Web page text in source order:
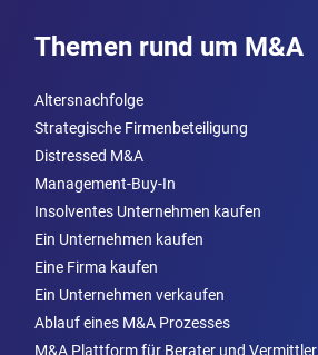
Themen rund um M&A
Altersnachfolge
Strategische Firmenbeteiligung
Distressed M&A
Management-Buy-In
Insolventes Unternehmen kaufen
Ein Unternehmen kaufen
Eine Firma kaufen
Ein Unternehmen verkaufen
Ablauf eines M&A Prozesses
M&A Plattform für Berater und Vermittler